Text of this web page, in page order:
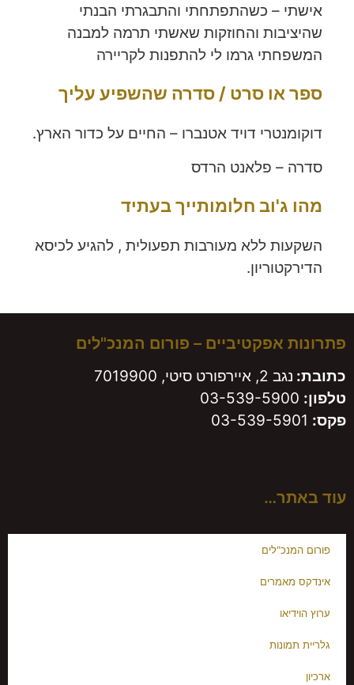
אישתי – כשהתפתחתי והתבגרתי הבנתי
שהיציבות והחוזקות שאשתי תרמה למבנה
המשפחתי גרמו לי להתפנות לקריירה
ספר או סרט / סדרה שהשפיע עליך
דוקומנטרי דויד אטנברו – החיים על כדור הארץ.
סדרה – פלאנט הרדס
מהו ג'וב חלומותייך בעתיד
השקעות ללא מעורבות תפעולית , להגיע לכיסא
הדירקטוריון.
פתרונות אפקטיביים – פורום המנכ"לים
כתובת: נגב 2, איירפורט סיטי, 7019900
טלפון: 03-539-5900
פקס:
עוד באתר…
פורום המנכ"לים
אינדקס מאמרים
ערוץ הוידיאו
גלריית תמונות
ארכיון